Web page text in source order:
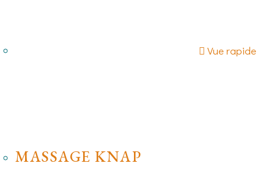
Vue rapide
MASSAGE KNAP